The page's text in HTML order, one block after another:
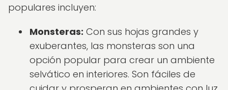
populares incluyen:
Monsteras: Con sus hojas grandes y
exuberantes, las monsteras son una
opción popular para crear un ambiente
selvático en interiores. Son fáciles de